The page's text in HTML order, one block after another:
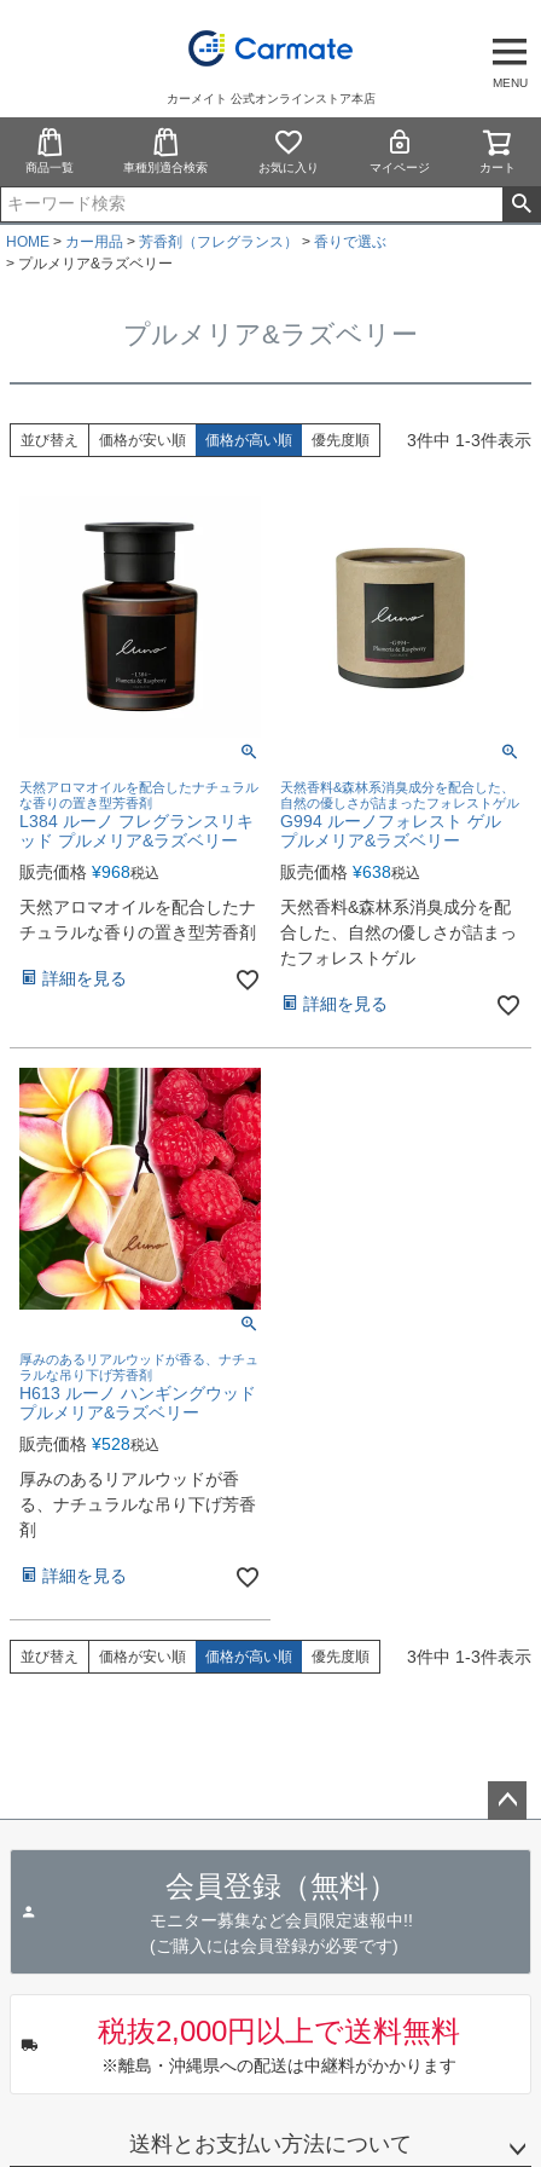
MENU
カーメイト 公式オンラインストア本店
商品一覧 車種別適合検索 お気に入り マイページ カート
HOME カー用品 芳香剤（フレグランス）
香りで選ぶ
プルメリア&ラズベリー
プルメリア&ラズベリー
並び替え 価格が安い順 価格が高い順 優先度順 3件中 1-3件表示
天然アロマオイルを配合したナチュラル
な香りの置き型芳香剤
L384 ルーノ フレグランスリキ
ッド プルメリア&ラズベリー
販売価格 ¥968税込
天然アロマオイルを配合したナ
チュラルな香りの置き型芳香剤
詳細を見る
天然香料&森林系消臭成分を配合した、
自然の優しさが詰まったフォレストゲル
G994 ルーノフォレスト ゲル
プルメリア&ラズベリー
販売価格 ¥638税込
天然香料&森林系消臭成分を配
合した、自然の優しさが詰まっ
たフォレストゲル
詳細を見る
厚みのあるリアルウッドが香る、ナチュ
ラルな吊り下げ芳香剤
H613 ルーノ ハンギングウッド
プルメリア&ラズベリー
販売価格 ¥528税込
厚みのあるリアルウッドが香
る、ナチュラルな吊り下げ芳香
剤
詳細を見る
並び替え 価格が安い順 価格が高い順 優先度順 3件中 1-3件表示
会員登録（無料）
モニター募集など会員限定速報中!!
(ご購入には会員登録が必要です)
税抜2,000円以上で送料無料
※離島・沖縄県への配送は中継料がかかります
送料とお支払い方法について